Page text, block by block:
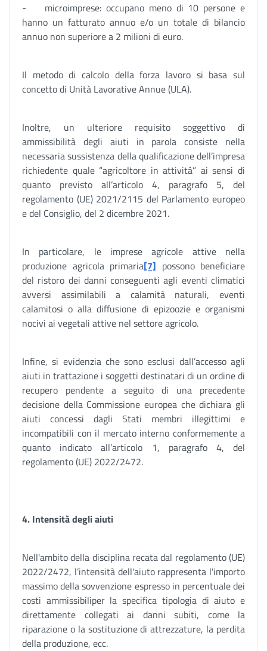
- microimprese: occupano meno di 10 persone e
hanno un fatturato annuo e/o un totale di bilancio
annuo non superiore a 2 milioni di euro.
Il metodo di calcolo della forza lavoro si basa sul
concetto di Unità Lavorative Annue (ULA).
Inoltre, un ulteriore requisito soggettivo di
ammissibilità degli aiuti in parola consiste nella
necessaria sussistenza della qualificazione dell’impresa
richiedente quale “agricoltore in attività” ai sensi di
quanto previsto all’articolo 4, paragrafo 5, del
regolamento (UE) 2021/2115 del Parlamento europeo
e del Consiglio, del 2 dicembre 2021.
In particolare, le imprese agricole attive nella
produzione agricola primaria[7] possono beneficiare
del ristoro dei danni conseguenti agli eventi climatici
avversi assimilabili a calamità naturali, eventi
calamitosi o alla diffusione di epizoozie e organismi
nocivi ai vegetali attive nel settore agricolo.
Infine, si evidenzia che sono esclusi dall’accesso agli
aiuti in trattazione i soggetti destinatari di un ordine di
recupero pendente a seguito di una precedente
decisione della Commissione europea che dichiara gli
aiuti concessi dagli Stati membri illegittimi e
incompatibili con il mercato interno conformemente a
quanto indicato all’articolo 1, paragrafo 4, del
regolamento (UE) 2022/2472.
4. Intensità degli aiuti
Nell'ambito della disciplina recata dal regolamento (UE)
2022/2472, l’intensità dell'aiuto rappresenta l'importo
massimo della sovvenzione espresso in percentuale dei
costi ammissibiliper la specifica tipologia di aiuto e
direttamente collegati ai danni subiti, come la
riparazione o la sostituzione di attrezzature, la perdita
della produzione, ecc.